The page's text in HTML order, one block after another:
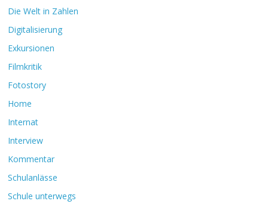
Die Welt in Zahlen
Digitalisierung
Exkursionen
Filmkritik
Fotostory
Home
Internat
Interview
Kommentar
Schulanlässe
Schule unterwegs